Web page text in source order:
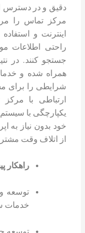
دقیق و در دسترس
مرکز تماس را
اینترنت و
راحتی اطلاعات
جستجو کنند. در
همراه شده و
شرایطی را برای
ارتباطی با
خود بدون نیاز به
از اتلاف وقت
راهکار
توسعه و
خدمات